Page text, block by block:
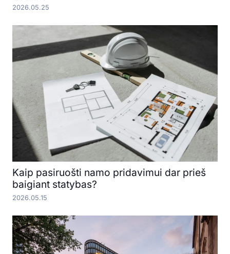
2026.05.25
Kaip pasiruošti namo pridavimui dar prieš
baigiant statybas?
2026.05.15